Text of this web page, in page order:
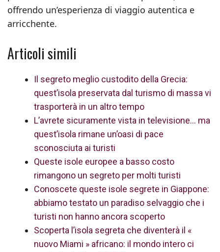
offrendo un’esperienza di viaggio autentica e
arricchente.
Articoli simili
Il segreto meglio custodito della Grecia:
quest’isola preservata dal turismo di massa vi
trasporterà in un altro tempo
L’avrete sicuramente vista in televisione… ma
quest’isola rimane un’oasi di pace
sconosciuta ai turisti
Queste isole europee a basso costo
rimangono un segreto per molti turisti
Conoscete queste isole segrete in Giappone:
abbiamo testato un paradiso selvaggio che i
turisti non hanno ancora scoperto
Scoperta l’isola segreta che diventerà il «
nuovo Miami » africano: il mondo intero ci